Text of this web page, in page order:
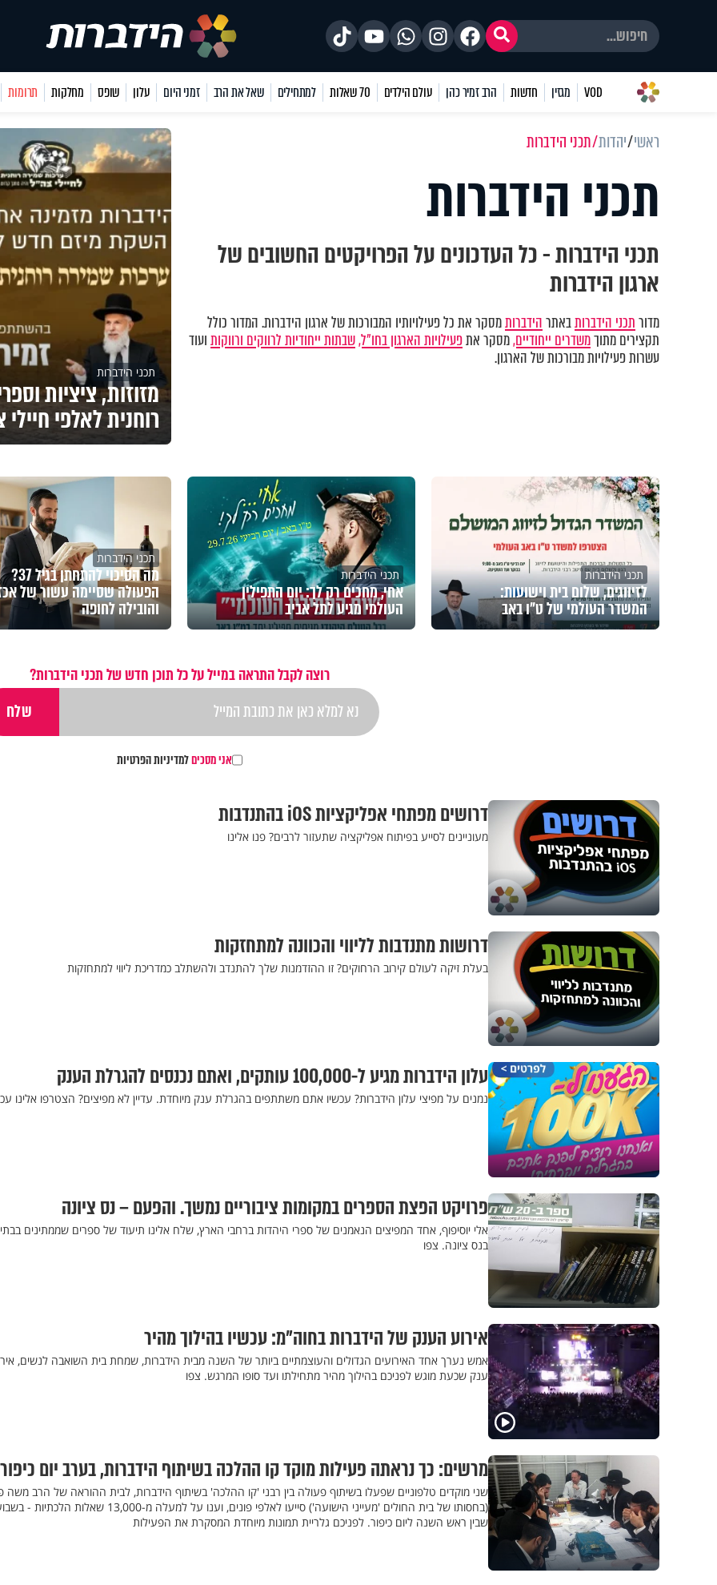
VOD מגזין חדשות הרב זמיר כהן עולם הילדים 70 שאלות למתחילים שאל את הרב זמני היום עלון שופס מחלקות תרומות
ראשי יהדות תכני הידברות
תכני הידברות
תכני הידברות - כל העדכונים על הפרויקטים החשובים של
ארגון הידברות
מדורתכני הידברותבאתרהידברותמסקר את כל פעילויותיו המבורכות של ארגון הידברות. המדור כולל
תקצירים מתוךמשדרים ייחודיים,מסקר אתפעילויות הארגון בחו"ל,שבתות ייחודיות לרווקים ורווקותועוד
עשרות פעילויות מבורכות של הארגון.
תכני הידברות
מזוזות, ציציות
רוחנית לאלפי
תכני הידברות
לזיווגים, שלום בית וישועות:
המשדר העולמי של ט"ו באב
תכני הידברות
אחי, מחכים רק לך: יום התפילין
העולמי מגיע לתל אביב
תכני הידברות
מה הסיכוי להתחתן בגיל 37?
הפעולה שסיימה עשור של
והובילה לחופה
רוצה לקבל התראה במייל על כל תוכן חדש של תכני הידברות?
אני מסכיםלמדיניות הפרטיות
דרושים מפתחי אפליקציות iOS בהתנדבות
מעוניינים לסייע בפיתוח אפליקציה שתעזור לרבים? פנו אלינו
דרושות מתנדבות לליווי והכוונה למתחזקות
בעלת זיקה לעולם קירוב הרחוקים? זו ההזדמנות שלך להתנדב ולהשתלב כמדריכת ליווי למתחזקות
עלון הידברות מגיע ל-100,000 עותקים, ואתם נכנסים להגרלת הענק
נמנים על מפיצי עלון הידברות? עכשיו אתם משתתפים בהגרלת ענק מיוחדת. עדיין לא מפיצים? הצטרפו אלינו
פרויקט הפצת הספרים במקומות ציבוריים נמשך. והפעם – נס ציונה
אלי יוסיפוף, אחד המפיצים הנאמנים של ספרי היהדות ברחבי הארץ, שלח אלינו תיעוד של ספרים שממתינים
בנס ציונה. צפו
אירוע הענק של הידברות בחוה"מ: עכשיו בהילוך מהיר
אמש נערך אחד האירועים הגדולים והעוצמתיים ביותר של השנה מבית הידברות, שמחת בית השואבה לנשים,
ענק שכעת מוגש לפניכם בהילוך מהיר מתחילתו ועד סופו המרגש. צפו
מרשים: כך נראתה פעילות מוקד קו ההלכה בשיתוף הידברות, בערב יום כיפור
שני מוקדים טלפוניים שפעלו בשיתוף פעולה בין רבני 'קו ההלכה' בשיתוף הידברות, לבית ההוראה של הרב משה
(בחסותו של בית החולים 'מעייני הישועה') סייעו לאלפי פונים, וענו על למעלה מ-13,000 שאלות הלכתיות
שבין ראש השנה ליום כיפור. לפניכם גלריית תמונות מיוחדת המסקרת את הפעילות